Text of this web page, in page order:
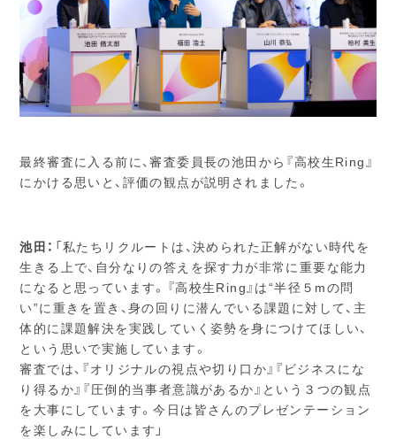
最終審査に入る前に、審査委員長の池田から『高校生Ring』
にかける思いと、評価の観点が説明されました。
池田： 「私たちリクルートは、決められた正解がない時代を
生きる上で、自分なりの答えを探す力が非常に重要な能力
になると思っています。『高校生Ring』は“半径５mの問
い”に重きを置き、身の回りに潜んでいる課題に対して、主
体的に課題解決を実践していく姿勢を身につけてほしい、
という思いで実施しています。
審査では、『オリジナルの視点や切り口か』『ビジネスにな
り得るか』『圧倒的当事者意識があるか』という３つの観点
を大事にしています。今日は皆さんのプレゼンテーション
を楽しみにしています」